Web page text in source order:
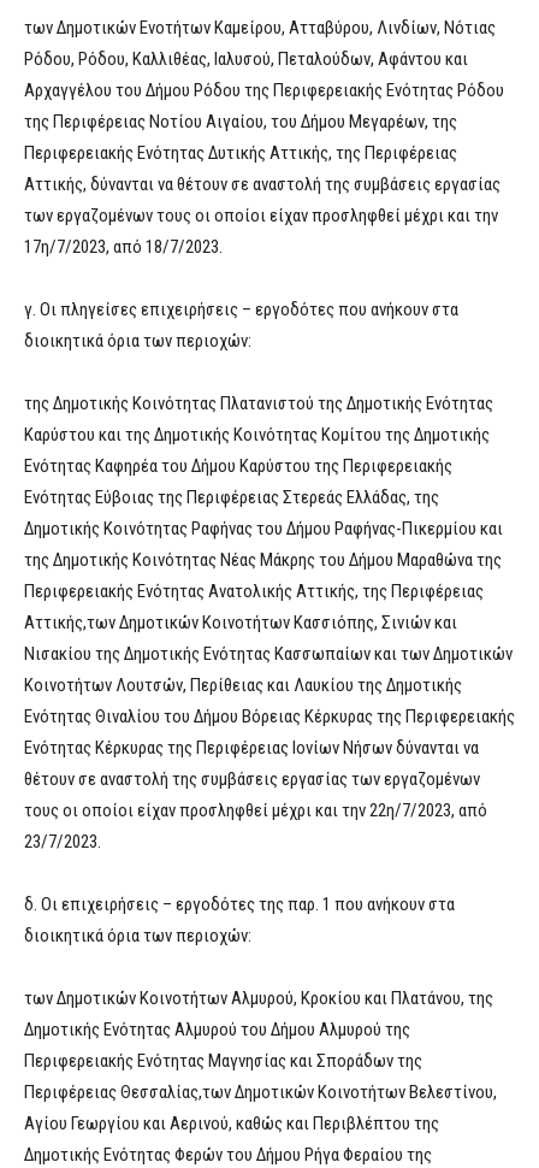
των Δημοτικών Ενοτήτων Καμείρου, Ατταβύρου, Λινδίων, Νότιας
Ρόδου, Ρόδου, Καλλιθέας, Ιαλυσού, Πεταλούδων, Αφάντου και
Αρχαγγέλου του Δήμου Ρόδου της Περιφερειακής Ενότητας Ρόδου
της Περιφέρειας Νοτίου Αιγαίου, του Δήμου Μεγαρέων, της
Περιφερειακής Ενότητας Δυτικής Αττικής, της Περιφέρειας
Αττικής, δύνανται να θέτουν σε αναστολή της συμβάσεις εργασίας
των εργαζομένων τους οι οποίοι είχαν προσληφθεί μέχρι και την
17η/7/2023, από 18/7/2023.
γ. Οι πληγείσες επιχειρήσεις – εργοδότες που ανήκουν στα
διοικητικά όρια των περιοχών:
της Δημοτικής Κοινότητας Πλατανιστού της Δημοτικής Ενότητας
Καρύστου και της Δημοτικής Κοινότητας Κομίτου της Δημοτικής
Ενότητας Καφηρέα του Δήμου Καρύστου της Περιφερειακής
Ενότητας Εύβοιας της Περιφέρειας Στερεάς Ελλάδας, της
Δημοτικής Κοινότητας Ραφήνας του Δήμου Ραφήνας-Πικερμίου και
της Δημοτικής Κοινότητας Νέας Μάκρης του Δήμου Μαραθώνα της
Περιφερειακής Ενότητας Ανατολικής Αττικής, της Περιφέρειας
Αττικής,των Δημοτικών Κοινοτήτων Κασσιόπης, Σινιών και
Νισακίου της Δημοτικής Ενότητας Κασσωπαίων και των Δημοτικών
Κοινοτήτων Λουτσών, Περίθειας και Λαυκίου της Δημοτικής
Ενότητας Θιναλίου του Δήμου Βόρειας Κέρκυρας της Περιφερειακής
Ενότητας Κέρκυρας της Περιφέρειας Ιονίων Νήσων δύνανται να
θέτουν σε αναστολή της συμβάσεις εργασίας των εργαζομένων
τους οι οποίοι είχαν προσληφθεί μέχρι και την 22η/7/2023, από
23/7/2023.
δ. Οι επιχειρήσεις – εργοδότες της παρ. 1 που ανήκουν στα
διοικητικά όρια των περιοχών:
των Δημοτικών Κοινοτήτων Αλμυρού, Κροκίου και Πλατάνου, της
Δημοτικής Ενότητας Αλμυρού του Δήμου Αλμυρού της
Περιφερειακής Ενότητας Μαγνησίας και Σποράδων της
Περιφέρειας Θεσσαλίας,των Δημοτικών Κοινοτήτων Βελεστίνου,
Αγίου Γεωργίου και Αερινού, καθώς και Περιβλέπτου της
Δημοτικής Ενότητας Φερών του Δήμου Ρήγα Φεραίου της